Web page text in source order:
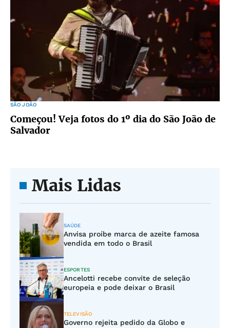
SÃO JOÃO
Começou! Veja fotos do 1º dia do São João de
Salvador
Mais Lidas
SAÚDE
Anvisa proíbe marca de azeite famosa
vendida em todo o Brasil
ESPORTES
Ancelotti recebe convite de seleção
europeia e pode deixar o Brasil
TELEVISÃO
Governo rejeita pedido da Globo e